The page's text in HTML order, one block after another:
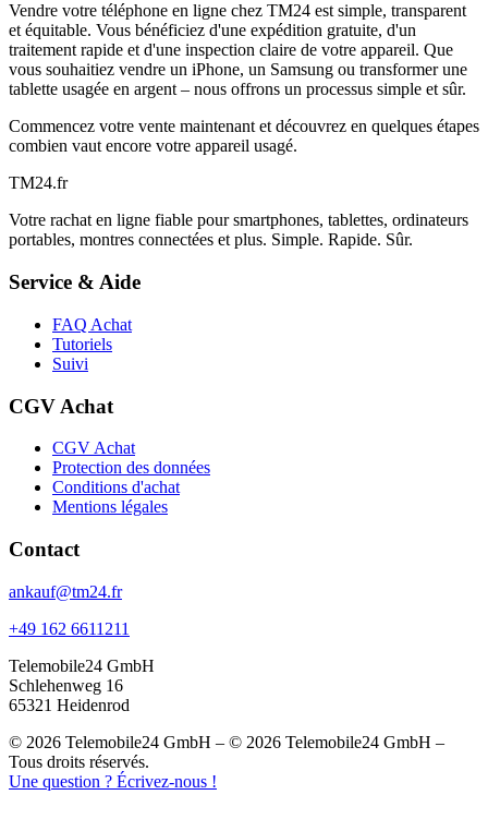
Vendre votre téléphone en ligne chez TM24 est simple, transparent
et équitable. Vous bénéficiez d'une expédition gratuite, d'un
traitement rapide et d'une inspection claire de votre appareil. Que
vous souhaitiez vendre un iPhone, un Samsung ou transformer une
tablette usagée en argent – nous offrons un processus simple et sûr.
Commencez votre vente maintenant et découvrez en quelques étapes
combien vaut encore votre appareil usagé.
TM24.fr
Votre rachat en ligne fiable pour smartphones, tablettes, ordinateurs
portables, montres connectées et plus. Simple. Rapide. Sûr.
Service & Aide
FAQ Achat
Tutoriels
Suivi
CGV Achat
CGV Achat
Protection des données
Conditions d'achat
Mentions légales
Contact
ankauf@tm24.fr
+49 162 6611211
Telemobile24 GmbH
Schlehenweg 16
65321 Heidenrod
© 2026 Telemobile24 GmbH – © 2026 Telemobile24 GmbH –
Tous droits réservés.
Une question ? Écrivez-nous !